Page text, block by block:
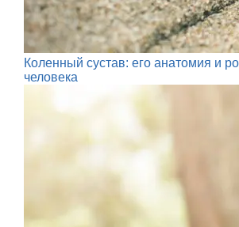
Коленный сустав: его анатомия и
человека